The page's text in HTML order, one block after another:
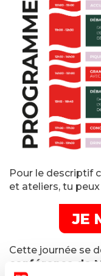
Pour le descriptif
et ateliers, tu peux
Cette journée se
conférence de